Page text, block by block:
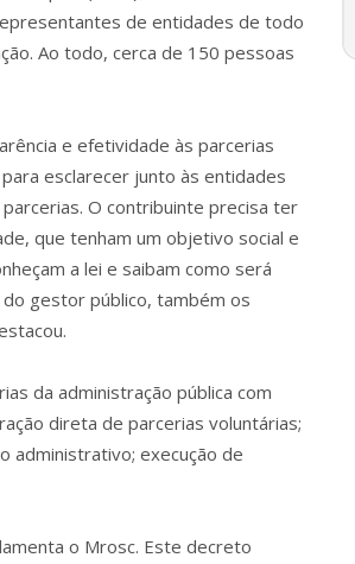
de entidades de todo
Ao todo, cerca de 150 pessoas
e efetividade às parcerias
esclarecer junto às entidades
O contribuinte precisa ter
que tenham um objetivo social e
a lei e saibam como será
gestor público, também os
da administração pública com
direta de parcerias voluntárias;
administrativo; execução de
o Mrosc. Este decreto